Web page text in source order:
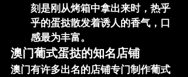
刻是刚从烤箱中拿出来时，热乎
乎的蛋挞散发着诱人的香气，口
感最为丰富。
澳门葡式蛋挞的知名店铺
澳门有许多出名的店铺专门制作葡式